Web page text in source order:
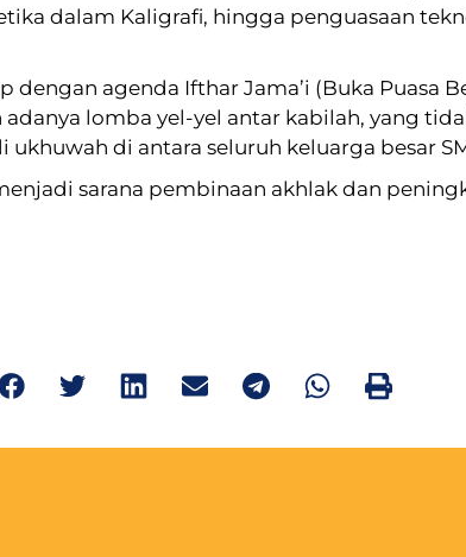
dalam Kaligrafi, hingga penguasaan
dengan agenda Ifthar Jama’i (Buka Puasa
lomba yel-yel antar kabilah, yang
di antara seluruh keluarga besar
sarana pembinaan akhlak dan